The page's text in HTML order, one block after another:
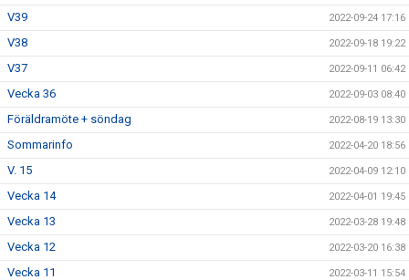
V39 2022-09-24 17:16
V38 2022-09-18 19:22
V37 2022-09-11 06:42
Vecka 36 2022-09-03 08:40
Föräldramöte + söndag 2022-08-19 13:30
Sommarinfo 2022-04-20 18:56
V. 15 2022-04-09 12:10
Vecka 14 2022-04-01 19:45
Vecka 13 2022-03-28 19:48
Vecka 12 2022-03-20 16:38
Vecka 11 2022-03-11 15:54